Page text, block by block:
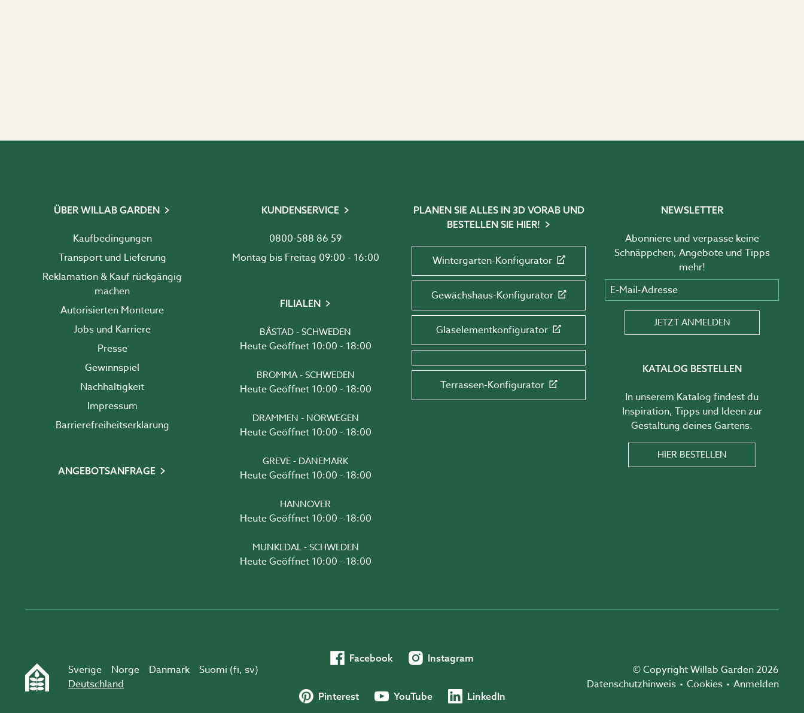
ÜBER WILLAB GARDEN
Kaufbedingungen
Transport und Lieferung
Reklamation & Kauf rückgängig
machen
Autorisierten Monteure
Jobs und Karriere
Presse
Gewinnspiel
Nachhaltigkeit
Impressum
Barrierefreiheits­erklärung
ANGEBOTSANFRAGE
KUNDENSERVICE
0800-588 86 59
Montag bis Freitag 09:00 - 16:00
FILIALEN
BÅSTAD - SCHWEDEN
Heute Geöffnet 10:00 - 18:00
BROMMA - SCHWEDEN
Heute Geöffnet 10:00 - 18:00
DRAMMEN - NORWEGEN
Heute Geöffnet 10:00 - 18:00
GREVE - DÄNEMARK
Heute Geöffnet 10:00 - 18:00
HANNOVER
Heute Geöffnet 10:00 - 18:00
MUNKEDAL - SCHWEDEN
Heute Geöffnet 10:00 - 18:00
PLANEN SIE ALLES IN 3D VORAB UND
BESTELLEN SIE HIER!
Wintergarten-Konfigurator
Gewächshaus-Konfigurator
Glaselementkonfigurator
Terrassen-Konfigurator
NEWSLETTER
Abonniere und verpasse keine
Schnäppchen, Angebote und Tipps
mehr!
E-Mail-Adresse
JETZT ANMELDEN
KATALOG BESTELLEN
In unserem Katalog findest du
Inspiration, Tipps und Ideen zur
Gestaltung deines Gartens.
HIER BESTELLEN
Facebook Instagram
Pinterest YouTube LinkedIn
Sverige Norge Danmark Suomi (fi, sv)
Deutschland
© Copyright Willab Garden 2026
Datenschutzhinweis
Cookies Anmelden